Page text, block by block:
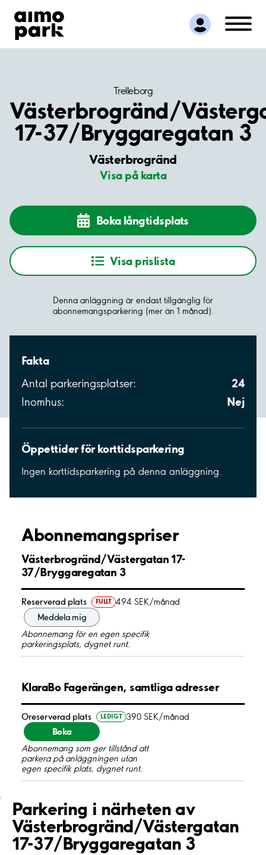
Hitta parkering
Samarbete
Kundservice
Trelleborg
Västerbrogränd/
17-37/Bryggaregatan 3
Västerbrogränd
Visa på karta
Boka långtidsplats
Visa prislista
Denna anläggning är endast tillgänglig för
abonnemangsparkering (mer än 1 månad).
Fakta
Antal parkeringsplatser: 24
Inomhus: Nej
Öppettider för korttidsparkering
Ingen korttidsparkering på denna anläggning.
Abonnemangspriser
Västerbrogränd/Västergatan 17-
37/Bryggaregatan 3
Reserverad plats FULLT 494 SEK/månad
Meddela mig
Abonnemang för en egen specifik
parkeringsplats, dygnet runt.
KlaraBo Fagerängen, samtliga adresser
Oreserverad plats LEDIGT 390 SEK/månad
Boka
Abonnemang som ger tillstånd att
parkera på anläggningen utan
egen specifik plats, dygnet runt.
;
Parkering i närheten av
Västerbrogränd/Västergatan
17-37/Bryggaregatan 3